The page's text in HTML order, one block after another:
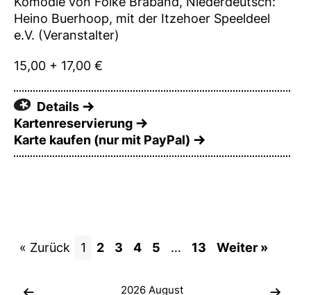
Heino Buerhoop, mit der Itzehoer Speeldeel
e.V. (Veranstalter)
15,00 + 17,00 €
Details
Kartenreservierung
Karte kaufen (nur mit PayPal)
« Zurück 1 2 3 4 5 … 13 Weiter »
2026 August